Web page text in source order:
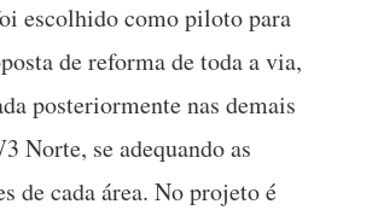
escolhido como piloto para
de reforma de toda a via,
posteriormente nas demais
Norte, se adequando as
de cada área. No projeto é